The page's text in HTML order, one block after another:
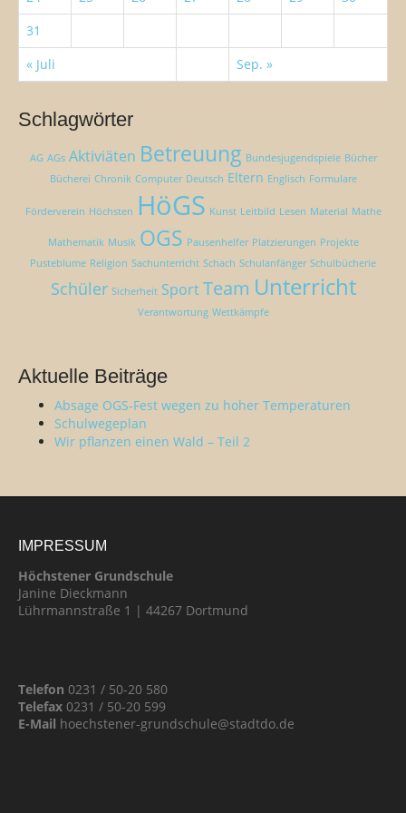
31
« Juli
Sep. »
Schlagwörter
AG AGs Aktiviäten Betreuung Bundesjugendspiele Bücher
Bücherei Chronik Computer Deutsch Eltern Englisch Formulare
Förderverein Höchsten HöGS Kunst Leitbild Lesen Material Mathe
Mathematik Musik OGS Pausenhelfer Platzierungen Projekte
Pusteblume Religion Sachunterricht Schach Schulanfänger Schulbücherie
Schüler Sicherheit Sport Team Unterricht
Verantwortung Wettkämpfe
Aktuelle Beiträge
Absage OGS-Fest wegen zu hoher Temperaturen
Schulwegeplan
Wir pflanzen einen Wald – Teil 2
IMPRESSUM
Höchstener Grundschule
Janine Dieckmann
Lührmannstraße 1 | 44267 Dortmund
Telefon 0231 / 50-20 580
Telefax 0231 / 50-20 599
E-Mail hoechstener-grundschule@stadtdo.de